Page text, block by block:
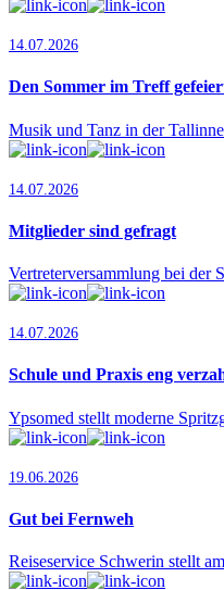
14.07.2026
Den Sommer im Treff
Musik und Tanz in der
14.07.2026
Mitglieder sind gefragt
Vertreterversammlung bei
14.07.2026
Schule und Praxis eng
Ypsomed stellt moderne
19.06.2026
Gut bei Fernweh
Reiseservice Schwerin stellt